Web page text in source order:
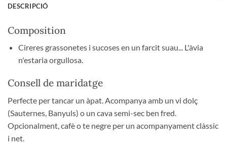
DESCRIPCIÓ
Composition
Cireres grassonetes i sucoses en un farcit suau... L'àvia
n'estaria orgullosa.
Consell de maridatge
Perfecte per tancar un àpat. Acompanya amb un vi dolç
(Sauternes, Banyuls) o un cava semi-sec ben fred.
Opcionalment, cafè o te negre per un acompanyament clàssic
i net.